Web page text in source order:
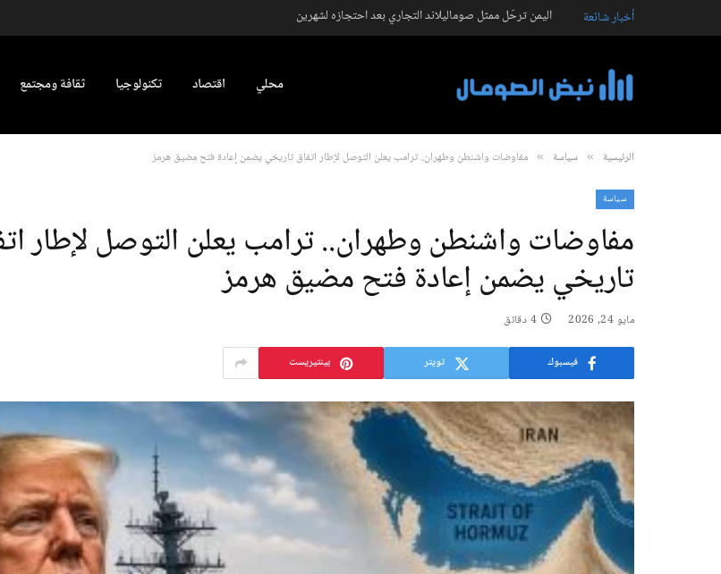
أخبار شائعة اليمن ترحّل ممثل صوماليلاند التجاري بعد احتجازه لشهرين
محلي اقتصاد تكنولوجيا ثقافة ومجتمع
الرئيسية » سياسة » مفاوضات واشنطن وطهران.. ترامب يعلن التوصل لإطار اتفاق تاريخي يضمن إعادة فتح مضيق هرمز
سياسة
مفاوضات واشنطن وطهران.. ترامب يعلن التوصل لإطار
تاريخي يضمن إعادة فتح مضيق هرمز
مايو 24, 2026 4 دقائق
فيسبوك تويتر بينتيريست